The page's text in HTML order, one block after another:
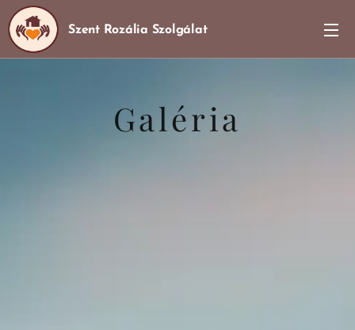
Szent Rozália Szolgálat
Galéria